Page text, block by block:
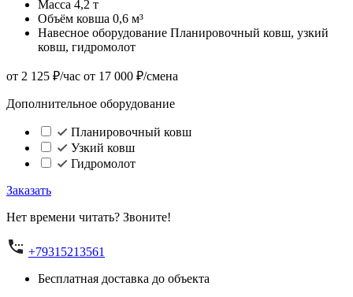
Масса 4,2 т
Объём ковша 0,6 м³
Навесное оборудование Планировочный ковш, узкий
ковш, гидромолот
от 2 125 ₽/час от 17 000 ₽/смена
Дополнительное оборудование
Планировочный ковш
Узкий ковш
Гидромолот
Заказать
Нет времени читать? Звоните!
+79315213561
Бесплатная доставка до объекта